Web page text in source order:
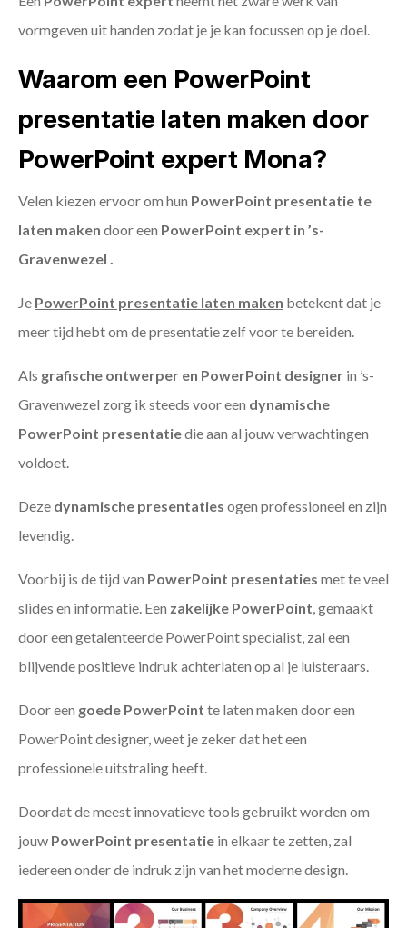
vormgeven uit handen zodat je je kan focussen op je doel.
Waarom een PowerPoint
presentatie laten maken door
PowerPoint expert Mona?
Velen kiezen ervoor om hun PowerPoint presentatie te
laten maken door een PowerPoint expert in ’s-
Gravenwezel .
Je PowerPoint presentatie laten maken betekent dat je
meer tijd hebt om de presentatie zelf voor te bereiden.
Als grafische ontwerper en PowerPoint designer in ’s-
Gravenwezel zorg ik steeds voor een dynamische
PowerPoint presentatiedie aan al jouw verwachtingen
voldoet.
Deze dynamische presentaties ogen professioneel en zijn
levendig.
Voorbij is de tijd van PowerPoint presentaties met te veel
slides en informatie. Een zakelijke PowerPoint, gemaakt
door een getalenteerde PowerPoint specialist, zal een
blijvende positieve indruk achterlaten op al je luisteraars.
Door een goede PowerPoint te laten maken door een
PowerPoint designer, weet je zeker dat het een
professionele uitstraling heeft.
Doordat de meest innovatieve tools gebruikt worden om
jouw PowerPoint presentatie in elkaar te zetten, zal
iedereen onder de indruk zijn van het moderne design.